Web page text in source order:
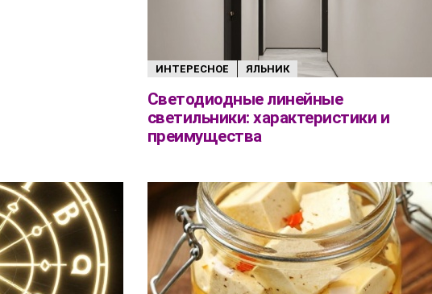
ИНТЕРЕСНОЕ ЯЛЬНИК
Светодиодные линейные
светильники: характеристики и
преимущества